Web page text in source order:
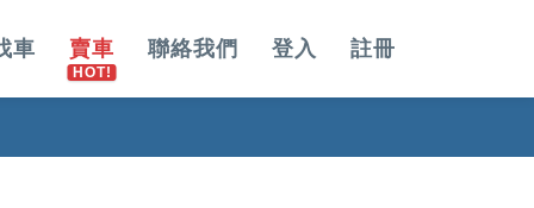
車 賣車 聯絡我們 登入 註冊